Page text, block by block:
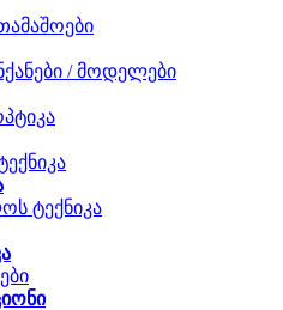
/ მოდელები
ტექნიკა